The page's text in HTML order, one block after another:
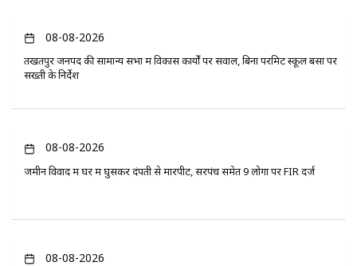
08-08-2026
तखतपुर जनपद की सामान्य सभा में विकास कार्यों पर सवाल, बिना परमिट स्कूल बसों पर
सख्ती के निर्देश
08-08-2026
जमीन विवाद में घर में घुसकर दंपती से मारपीट, सरपंच समेत 9 लोगों पर FIR दर्ज
08-08-2026